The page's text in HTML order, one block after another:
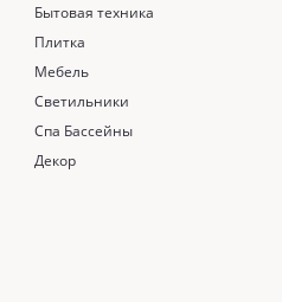
Бытовая техника
Плитка
Мебель
Светильники
Спа Бассейны
Декор